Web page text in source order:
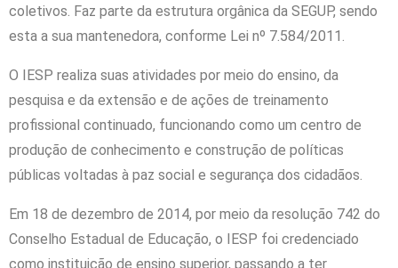
coletivos. Faz parte da estrutura orgânica da SEGUP, sendo
esta a sua mantenedora, conforme Lei nº 7.584/2011.
O IESP realiza suas atividades por meio do ensino, da
pesquisa e da extensão e de ações de treinamento
profissional continuado, funcionando como um centro de
produção de conhecimento e construção de políticas
públicas voltadas à paz social e segurança dos cidadãos.
Em 18 de dezembro de 2014, por meio da resolução 742 do
Conselho Estadual de Educação, o IESP foi credenciado
como instituição de ensino superior, passando a ter